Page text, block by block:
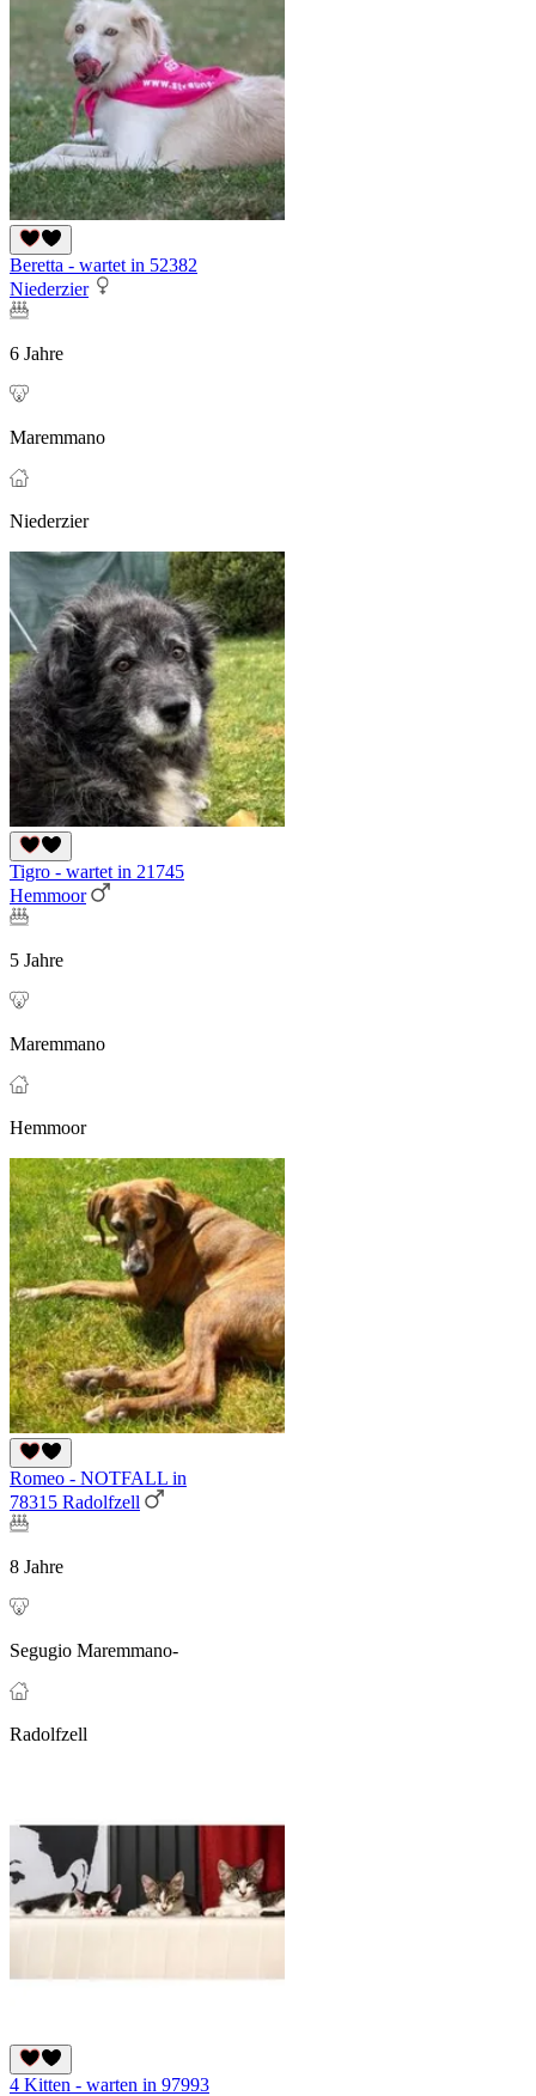
Beretta - wartet in 52382
Niederzier
6 Jahre
Maremmano
Niederzier
Tigro - wartet in 21745
Hemmoor
5 Jahre
Maremmano
Hemmoor
Romeo - NOTFALL in
78315 Radolfzell
8 Jahre
Segugio Maremmano-
Radolfzell
4 Kitten - warten in 97993